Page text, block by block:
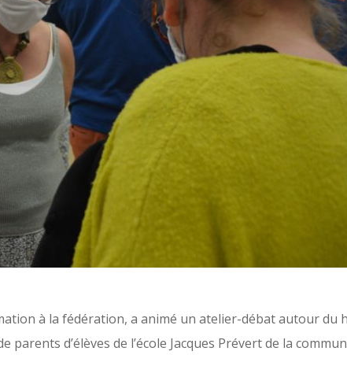
à la fédération, a animé un atelier-débat autour du
d’élèves de l’école Jacques Prévert de la